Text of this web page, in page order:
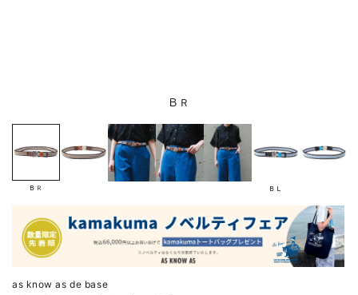
ＢＲ
ＢＲ ＢＬ
as know as de base